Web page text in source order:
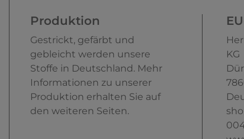
Produktion
Gestrickt, gefärbt und
gebleicht werden unsere
Stoffe in Deutschland. Mehr
Informationen zu unserer
Produktion erhalten Sie auf
den weiteren Seiten.
KG